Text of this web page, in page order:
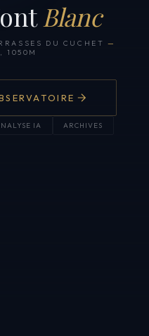
Blanc
DU CUCHET —
1050M
IA ARCHIVES